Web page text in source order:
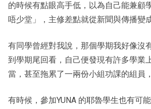
的時候有點眼高手低，以為自己能兼顧
唔少堂」，主修差點就從新聞與傳播變成
有同學曾經對我說，那個學期我好像沒
到學期尾回看，自己便發現有許多學業
當，甚至拖累了一兩份小組功課的組員
有時候，參加YUNA 的耶魯學生也有可